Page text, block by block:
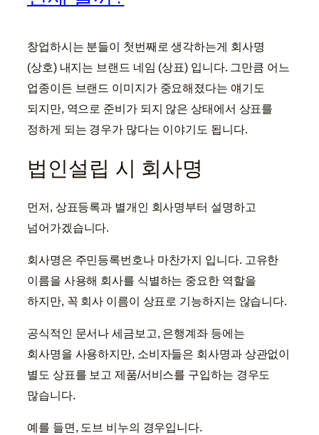
창업하시는 분들이 첫번째로 생각하는게 회사명
(상호) 내지는 브랜드 네임 (상표) 입니다. 그만큼 어느
업종이든 브랜드 이미지가 중요해졌다는 얘기도
되지만, 역으로 준비가 되지 않은 상태에서 상표를
정하게 되는 경우가 많다는 이야기도 됩니다.
법인설립 시 회사명
먼저, 상표등록과 별개인 회사명부터 설명하고
넘어가겠습니다.
회사명은 주민등록번호나 마찬가지 입니다. 고유한
이름을 사용해 회사를 식별하는 중요한 역할을
하지만, 꼭 회사 이름이 상표로 기능하지는 않습니다.
공식적인 문서나 세금보고, 은행계좌 등에는
회사명을 사용하지만, 소비자들은 회사명과 상관없이
별도 상표를 보고 제품/서비스를 구입하는 경우도
많습니다.
예를 들면, 도브 비누의 경우입니다.